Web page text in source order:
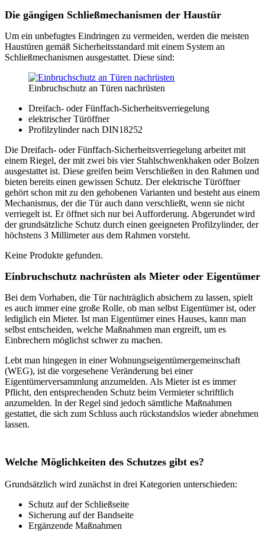
Die gängigen Schließmechanismen der Haustür
Um ein unbefugtes Eindringen zu vermeiden, werden die meisten
Haustüren gemäß Sicherheitsstandard mit einem System an
Schließmechanismen ausgestattet. Diese sind:
Einbruchschutz an Türen nachrüsten
Dreifach- oder Fünffach-Sicherheitsverriegelung
elektrischer Türöffner
Profilzylinder nach DIN18252
Die Dreifach- oder Fünffach-Sicherheitsverriegelung arbeitet mit
einem Riegel, der mit zwei bis vier Stahlschwenkhaken oder Bolzen
ausgestattet ist. Diese greifen beim Verschließen in den Rahmen und
bieten bereits einen gewissen Schutz. Der elektrische Türöffner
gehört schon mit zu den gehobenen Varianten und besteht aus einem
Mechanismus, der die Tür auch dann verschließt, wenn sie nicht
verriegelt ist. Er öffnet sich nur bei Aufforderung. Abgerundet wird
der grundsätzliche Schutz durch einen geeigneten Profilzylinder, der
höchstens 3 Millimeter aus dem Rahmen vorsteht.
Keine Produkte gefunden.
Einbruchschutz nachrüsten als Mieter oder Eigentümer
Bei dem Vorhaben, die Tür nachträglich absichern zu lassen, spielt
es auch immer eine große Rolle, ob man selbst Eigentümer ist, oder
lediglich ein Mieter. Ist man Eigentümer eines Hauses, kann man
selbst entscheiden, welche Maßnahmen man ergreift, um es
Einbrechern möglichst schwer zu machen.
Lebt man hingegen in einer Wohnungseigentümergemeinschaft
(WEG), ist die vorgesehene Veränderung bei einer
Eigentümerversammlung anzumelden. Als Mieter ist es immer
Pflicht, den entsprechenden Schutz beim Vermieter schriftlich
anzumelden. In der Regel sind jedoch sämtliche Maßnahmen
gestattet, die sich zum Schluss auch rückstandslos wieder abnehmen
lassen.
Welche Möglichkeiten des Schutzes gibt es?
Grundsätzlich wird zunächst in drei Kategorien unterschieden:
Schutz auf der Schließseite
Sicherung auf der Bandseite
Ergänzende Maßnahmen